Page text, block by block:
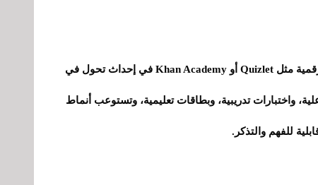
يمكن الاستفادة من وسائل المساعدة الدراسية الرقمية مثل Quizlet أو Khan Academy في إحداث تحول في
واختبارات تدريبية، وبطاقات تعليمية، وتستوعب أنماط
للفهم والتذكر.